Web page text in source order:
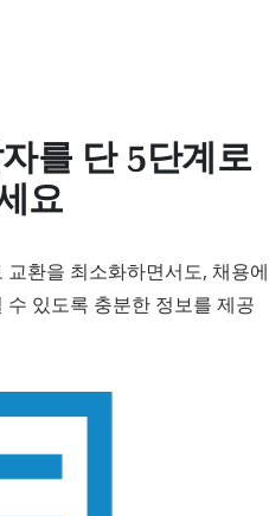
를 단 5단계로
요
환을 최소화하면서도, 채용에
있도록 충분한 정보를 제공